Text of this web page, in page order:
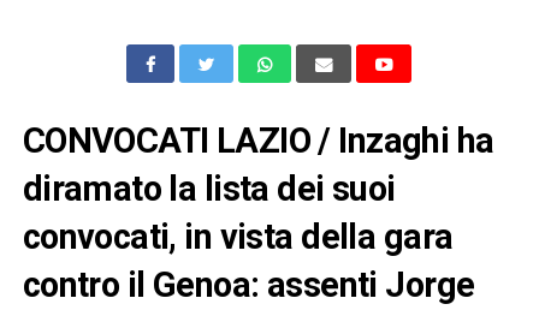
CONVOCATI LAZIO / Inzaghi ha
diramato la lista dei suoi
convocati, in vista della gara
contro il Genoa: assenti Jorge